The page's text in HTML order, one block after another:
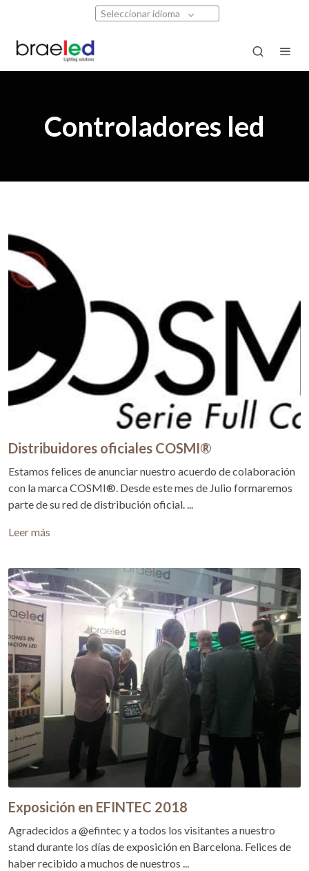
Seleccionar idioma
Controladores led
Distribuidores oficiales COSMI®
Estamos felices de anunciar nuestro acuerdo de colaboración
con la marca COSMI®. Desde este mes de Julio formaremos
parte de su red de distribución oficial. ...
Leer más
Exposición en EFINTEC 2018
Agradecidos a @efintec y a todos los visitantes a nuestro
stand durante los días de exposición en Barcelona. Felices de
haber recibido a muchos de nuestros ...